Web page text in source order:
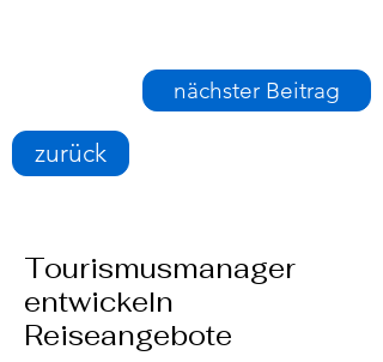
nächster Beitrag
zurück
Tourismusmanager
entwickeln
Reiseangebote